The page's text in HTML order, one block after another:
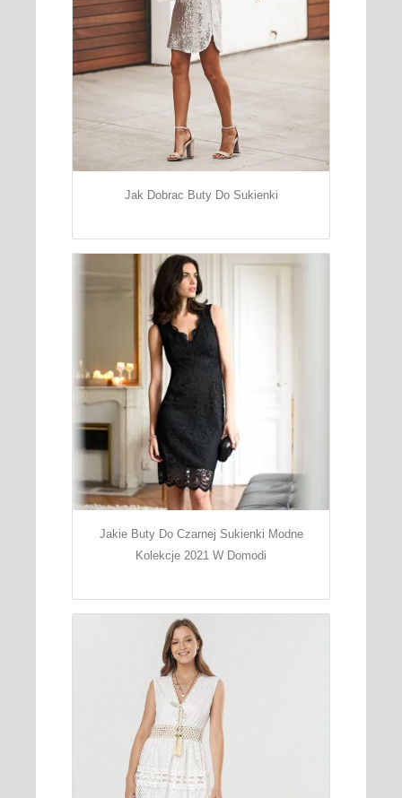
Jak Dobrac Buty Do Sukienki
Jakie Buty Do Czarnej Sukienki Modne
Kolekcje 2021 W Domodi